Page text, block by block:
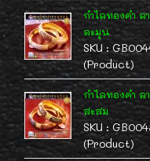
กำไลทองคำ
ละมุน
SKU :
(Product)
กำไลทองคำ
สะสม
SKU :
(Product)